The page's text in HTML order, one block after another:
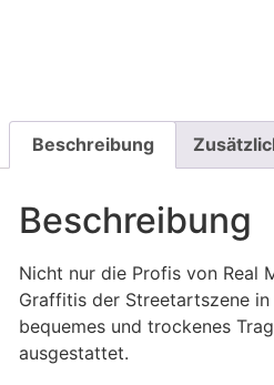
Beschreibung
Beschreibung
Nicht nur die Profis von Real
Graffitis der Streetartszene
bequemes und trockenes
ausgestattet.